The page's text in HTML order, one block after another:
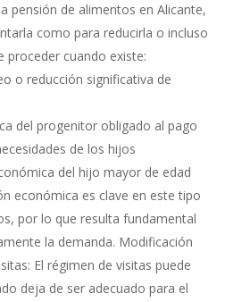
pensión de alimentos en Alicante,
como para reducirla o incluso
proceder cuando existe:
o reducción significativa de
del progenitor obligado al pago
de los hijos
del hijo mayor de edad
económica es clave en este tipo
por lo que resulta fundamental
la demanda. Modificación
El régimen de visitas puede
deja de ser adecuado para el